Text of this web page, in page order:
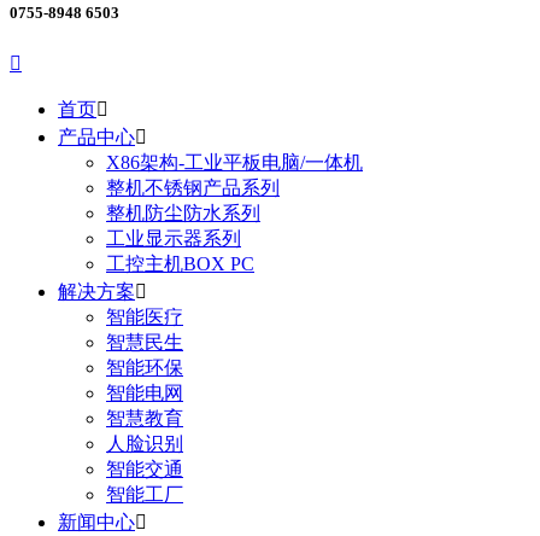
0755-8948 6503

首页
产品中心
X86架构-工业平板电脑/一体机
整机不锈钢产品系列
整机防尘防水系列
工业显示器系列
工控主机BOX PC
解决方案
智能医疗
智慧民生
智能环保
智能电网
智慧教育
人脸识别
智能交通
智能工厂
新闻中心